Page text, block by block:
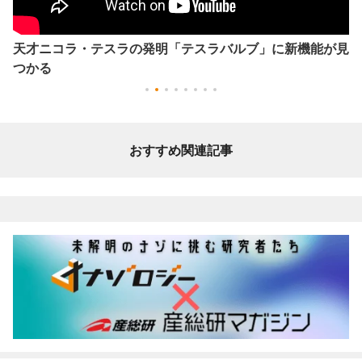
天才ニコラ・テスラの発明「テスラバルブ」に新機能が見
つかる
おすすめ関連記事